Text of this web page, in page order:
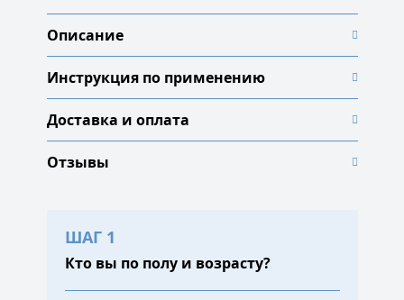
Описание
Инструкция по применению
Доставка и оплата
Отзывы
ШАГ 1
Кто вы по полу и возрасту?